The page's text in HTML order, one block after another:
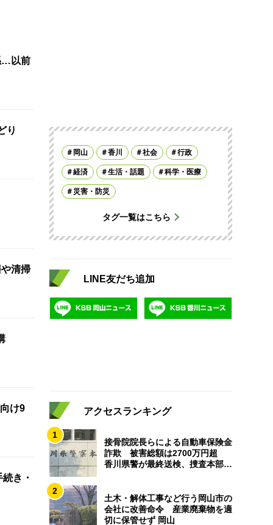
…以前
り
清掃
け9
き・
岡山 香川 社会 行政
経済 生活・話題 科学・医療
災害・防災
タグ一覧はこちら
LINE友だち追加
アクセスランキング
1
接骨院院長らによる自動車保険金
詐欺 被害総額は2700万円超
香川県警が最終送検、捜査本部解
2
土木・解体工事など行う岡山市の
会社に改善命令 産業廃棄物を適
切に保管せず 岡山